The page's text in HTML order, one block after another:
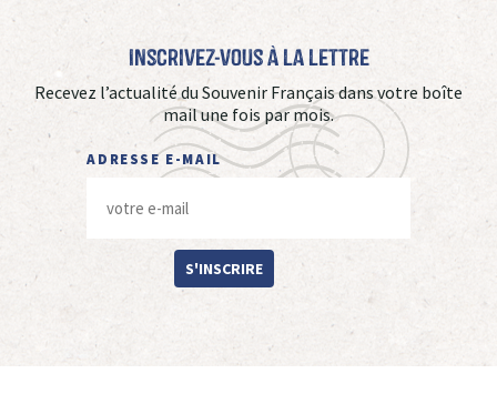
Inscrivez-vous à La Lettre
Recevez l’actualité du Souvenir Français dans votre boîte
mail une fois par mois.
ADRESSE E-MAIL
S'INSCRIRE